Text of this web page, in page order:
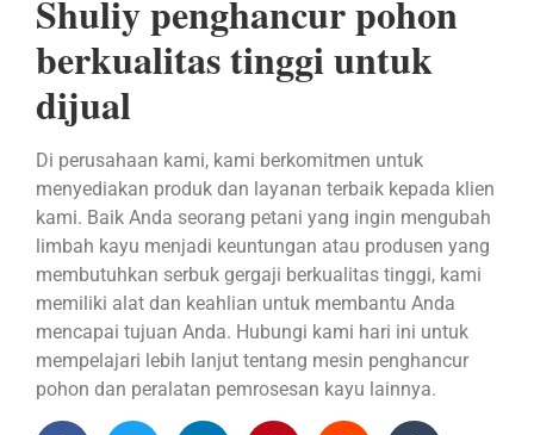
Shuliy penghancur pohon
berkualitas tinggi untuk
dijual
Di perusahaan kami, kami berkomitmen untuk
menyediakan produk dan layanan terbaik kepada klien
kami. Baik Anda seorang petani yang ingin mengubah
limbah kayu menjadi keuntungan atau produsen yang
membutuhkan serbuk gergaji berkualitas tinggi, kami
memiliki alat dan keahlian untuk membantu Anda
mencapai tujuan Anda. Hubungi kami hari ini untuk
mempelajari lebih lanjut tentang mesin penghancur
pohon dan peralatan pemrosesan kayu lainnya.